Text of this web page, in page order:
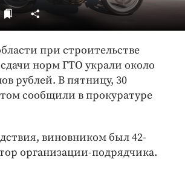
чтиво
года
при строительстве
норм ГТО украли около
рублей. В пятницу, 30
сообщили в прокуратуре
виновником был 42-
организации-подрядчика.